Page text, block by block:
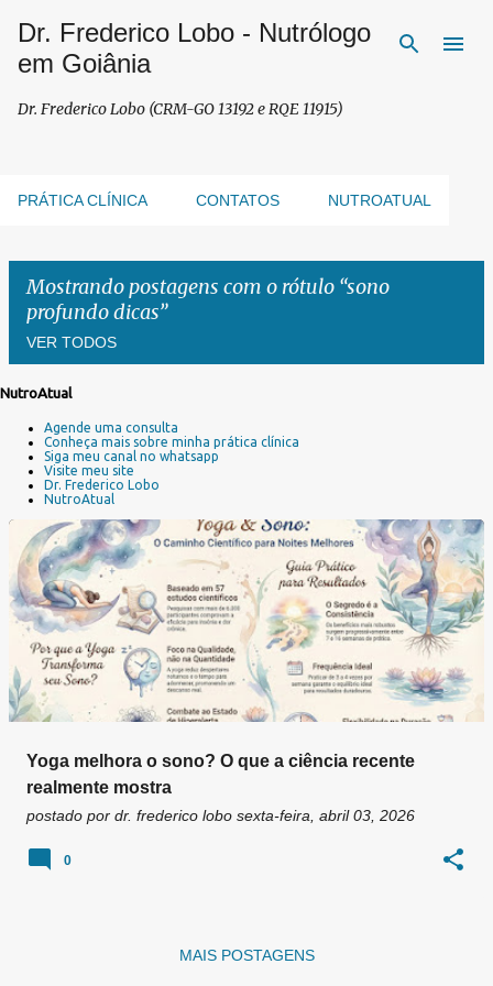
Pular para o conteúdo principal
Dr. Frederico Lobo - Nutrólogo
em Goiânia
Dr. Frederico Lobo (CRM-GO 13192 e RQE 11915)
PRÁTICA CLÍNICA CONTATOS NUTROATUAL
Mostrando postagens com o rótulo sono
profundo dicas
VER TODOS
g
NutroAtual
Agende uma consulta
Conheça mais sobre minha prática clínica
Siga meu canal no whatsapp
Visite meu site
Dr. Frederico Lobo
NutroAtual
Yoga melhora o sono? O que a ciência recente
realmente mostra
postado por dr. frederico lobo sexta-feira, abril 03, 2026
0
MAIS POSTAGENS